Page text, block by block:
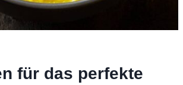
für das perfekte